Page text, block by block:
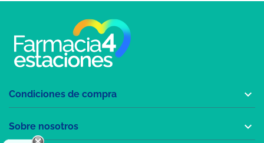
Condiciones de compra 
Sobre nosotros 